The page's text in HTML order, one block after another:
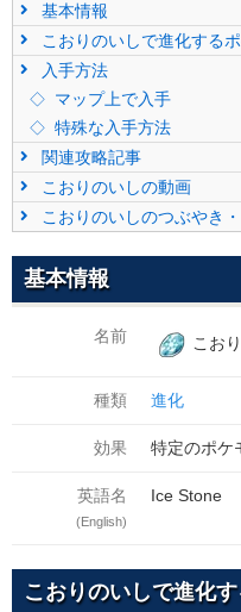
基本情報
こおりのいしで進化する
入手方法
マップ上で入手
特殊な入手方法
関連攻略記事
こおりのいしの動画
こおりのいしのつぶやき
基本情報
名前 こお
種類 進化
効果 特定のポケ
英語名
(English)
Ice Stone
こおりのいしで進化